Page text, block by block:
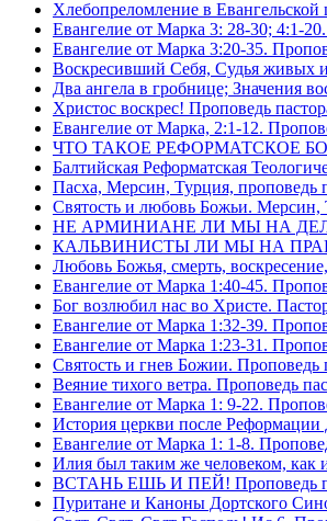
Хлебопреломление в
Евангелие от Марка 3: 28-30; 4:1-
Евангелие от Марка 3:20-35.
Воскресивший Себя, Судья живых
Два ангела в гробнице; Значения
Христос воскрес! Проповедь
Евангелие от Марка, 2:1-12.
ЧТО ТАКОЕ РЕФОРМАТСКОЕ
Балтийская Реформатская
Пасха, Мерсин, Турция, проповедь
Святость и любовь Божьи.
НЕ АРМИНИАНЕ ЛИ МЫ НА
КАЛЬВИНИСТЫ ЛИ МЫ НА
Любовь Божья, смерть,
Евангелие от Марка 1:40-45.
Бог возлюбил нас во Христе.
Евангелие от Марка 1:32-39.
Евангелие от Марка 1:23-31.
Святость и гнев Божии.
Веяние тихого ветра. Проповедь
Евангелие от Марка 1: 9-22.
История церкви после
Евангелие от Марка 1: 1-8.
Илия был таким же человеком,
ВСТАНЬ ЕШЬ И ПЕЙ! Проповедь
Пуритане и Каноны Дортского